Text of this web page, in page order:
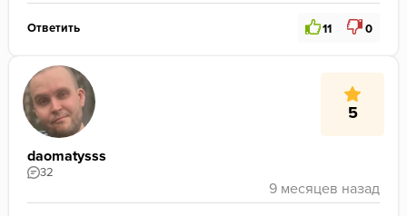
Ответить 11 0
5
daomatysss
32